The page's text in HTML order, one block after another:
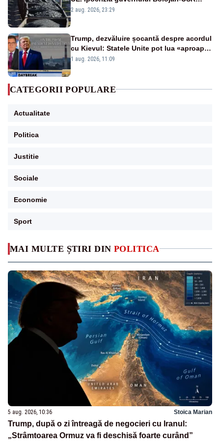
MAI MULTE ȘTIRI DIN POLITICA
5 aug. 2026, 10:36 Stoica Marian
Trump, după o zi întreagă de negocieri cu Iranul:
„Strâmtoarea Ormuz va fi deschisă foarte curând”
după starea de alertă
2 aug. 2026, 23:29
Trump, dezvăluire șocantă despre acordul
cu Kievul: Statele Unite pot lua «aproape
tot ce vor» din minele Ucrainei”
1 aug. 2026, 11:09
CATEGORII POPULARE
Actualitate
Politica
Justitie
Sociale
Economie
Sport